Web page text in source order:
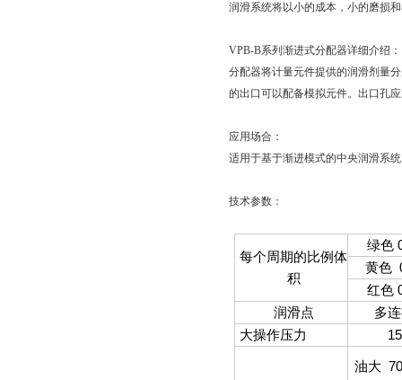
润滑系统将以小的成本，小的磨损
VPB-B系列渐进式分配器详细介绍：
分配器将计量元件提供的润滑剂量
的出口可以配备模拟元件。出口孔
应用场合：
适用于基于渐进模式的中央润滑系统
技术参数：
每个周期的比例体
积
绿色
黄色
红色
润滑点
多
大操作压力
油大